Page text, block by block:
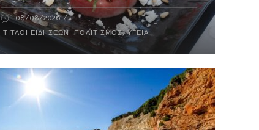
08/08/2026
ΤΊΤΛΟΙ ΕΙΔΉΣΕΩΝ,ΠΟΛΙΤΙΣΜΌΣ,ΥΓΕΊΑ